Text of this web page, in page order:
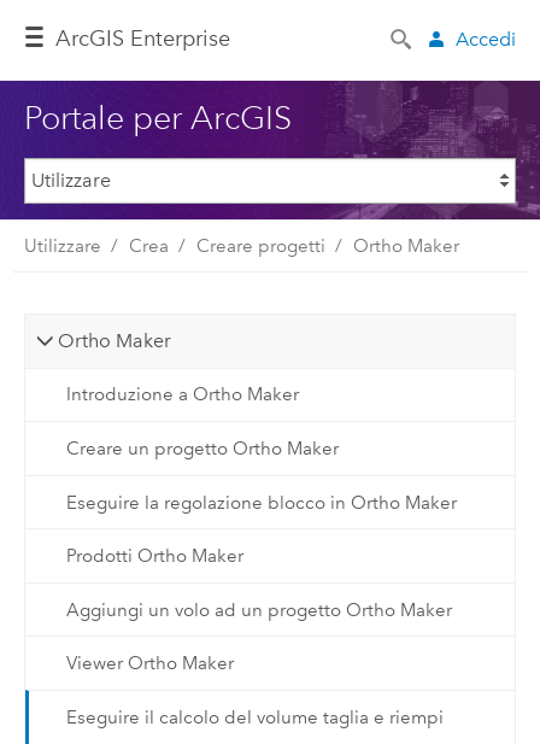
ArcGIS Enterprise Accedi
Portale per ArcGIS
Utilizzare Crea Creare progetti Ortho Maker
Ortho Maker
Introduzione a Ortho Maker
Creare un progetto Ortho Maker
Eseguire la regolazione blocco in Ortho Maker
Prodotti Ortho Maker
Aggiungi un volo ad un progetto Ortho Maker
Viewer Ortho Maker
Eseguire il calcolo del volume taglia e riempi